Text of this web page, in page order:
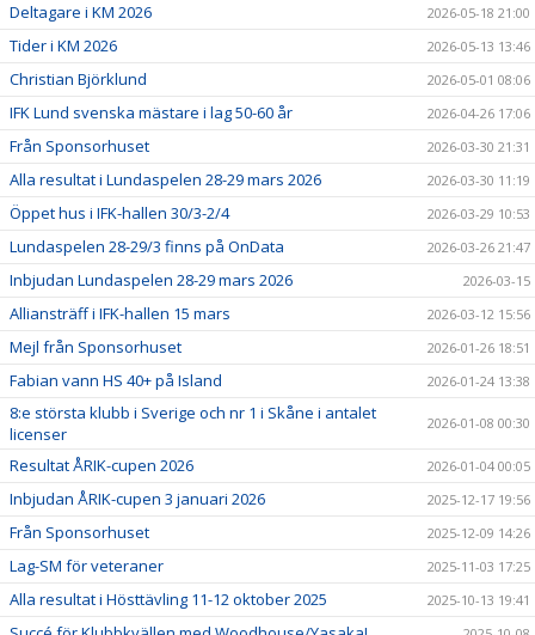
Deltagare i KM 2026 2026-05-18 21:00
Tider i KM 2026 2026-05-13 13:46
Christian Björklund 2026-05-01 08:06
IFK Lund svenska mästare i lag 50-60 år 2026-04-26 17:06
Från Sponsorhuset 2026-03-30 21:31
Alla resultat i Lundaspelen 28-29 mars 2026 2026-03-30 11:19
Öppet hus i IFK-hallen 30/3-2/4 2026-03-29 10:53
Lundaspelen 28-29/3 finns på OnData 2026-03-26 21:47
Inbjudan Lundaspelen 28-29 mars 2026 2026-03-15
Alliansträff i IFK-hallen 15 mars 2026-03-12 15:56
Mejl från Sponsorhuset 2026-01-26 18:51
Fabian vann HS 40+ på Island 2026-01-24 13:38
8:e största klubb i Sverige och nr 1 i Skåne i antalet
licenser
2026-01-08 00:30
Resultat ÅRIK-cupen 2026 2026-01-04 00:05
Inbjudan ÅRIK-cupen 3 januari 2026 2025-12-17 19:56
Från Sponsorhuset 2025-12-09 14:26
Lag-SM för veteraner 2025-11-03 17:25
Alla resultat i Hösttävling 11-12 oktober 2025 2025-10-13 19:41